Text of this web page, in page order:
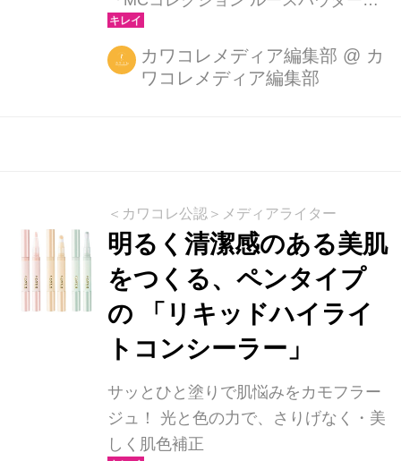
が発売されました。同時発売のリキッ
ドファンデーションと相性抜群。なめ
らかにフィットし、更なる理想美肌へ
もってのほか。そんな美肌を求めてい
る女心を考え開発したのが『MCコレ
クション ルースパウダー』です。
『MCコレクション ルースパウダー』
とは… ＜気になる部分を目立ちにくく
する＞ 柔らかく粒子の細かいパウダー
が、小じわや毛穴を目立たなくして、
均一で...
カワコレメディア編集部 @ カ
ワコレメディア編集部
＜カワコレ公認＞メディアライター
明るく清潔感のある美肌
をつくる、ペンタイプ
の 「リキッドハイライ
トコンシーラー」
サッとひと塗りで肌悩みをカモフラー
ジュ！ 光と色の力で、さりげなく・美
しく肌色補正